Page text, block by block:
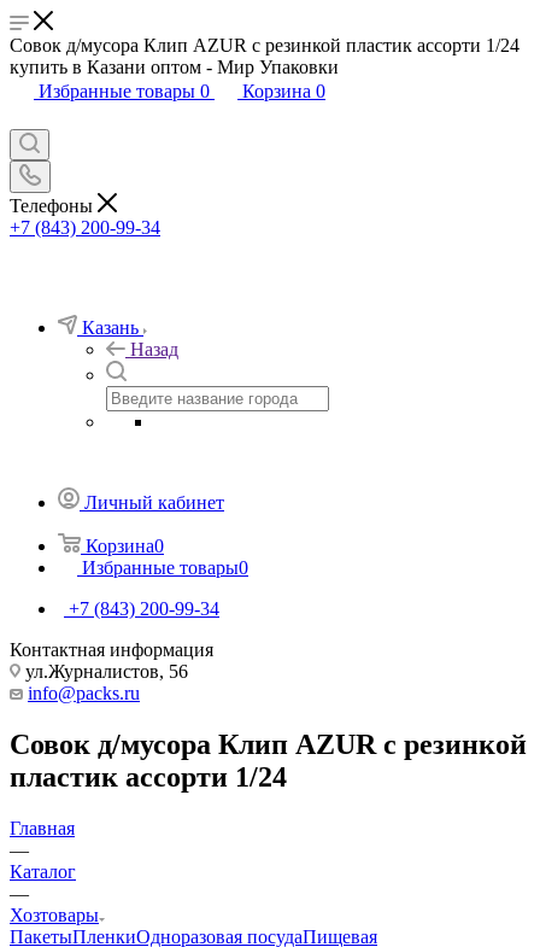
Совок д/мусора Клип AZUR с резинкой пластик ассорти 1/24
купить в Казани оптом - Мир Упаковки
Избранные товары 0 Корзина 0
Телефоны
+7 (843) 200-99-34
Казань
Назад
Личный кабинет
Корзина0
Избранные товары0
+7 (843) 200-99-34
Контактная информация
ул.Журналистов, 56
info@packs.ru
Совок д/мусора Клип AZUR с резинкой
пластик ассорти 1/24
Главная
—
Каталог
—
Хозтовары
ПакетыПленкиОдноразовая посудаПищевая